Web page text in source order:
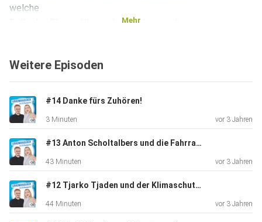
welche
Rolle das Thema Klimaschutz dabei spielt.
Mehr
Weitere Episoden
#14 Danke fürs Zuhören!
3 Minuten vor 3 Jahren
#13 Anton Scholtalbers und die Fahrradfahrer
43 Minuten vor 3 Jahren
#12 Tjarko Tjaden und der Klimaschutz-Gulfhof
44 Minuten vor 3 Jahren